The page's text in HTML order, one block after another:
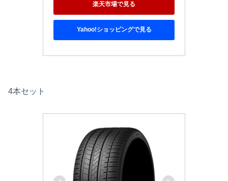
楽天市場で見る
Yahoo!ショッピングで見る
4本セット